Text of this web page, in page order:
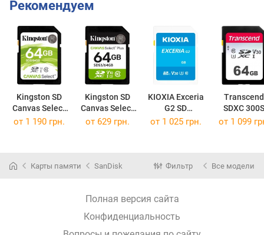
Рекомендуем
Kingston SD
Canvas Select
SDXC 64Gb
Kingston SD
Canvas Select
Plus Gen3
KIOXIA Exceria
G2 SD
Exceria G2 SD 64Gb
Transcend
SDXC 300S
SDXC 300S
от 1 190 грн. от 629 грн. от 1 025 грн. от 1 099
Карты памяти SanDisk Фильтр Все модели
Полная версия сайта
Конфиденциальность